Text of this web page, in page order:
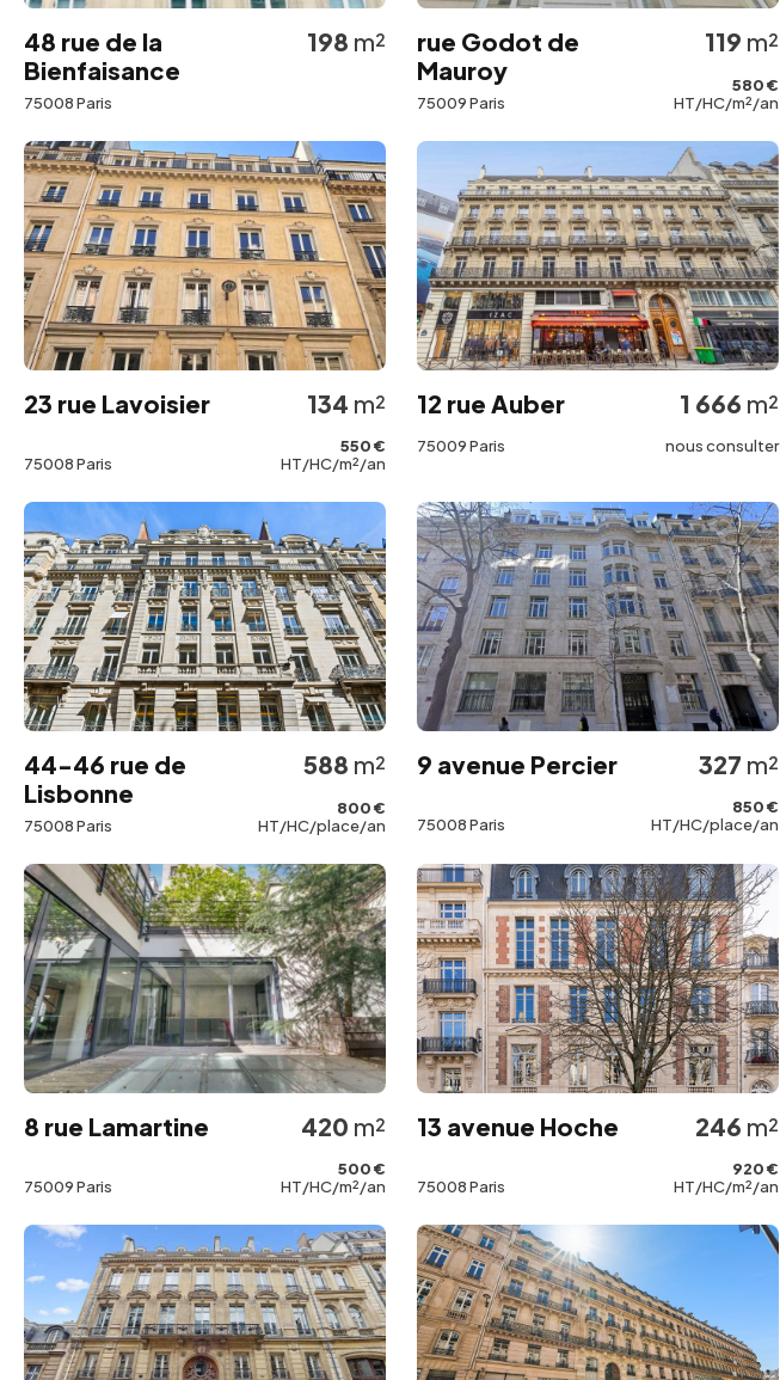
48 rue de la
Bienfaisance
75008 Paris
198 m²
rue Godot de
Mauroy
75009 Paris
119 m²
580 €
HT/HC/m²/an
23 rue Lavoisier
75008 Paris
134 m²
550 €
HT/HC/m²/an
12 rue Auber
75009 Paris
1 666 m²
nous consulter
44-46 rue de
Lisbonne
75008 Paris
588 m²
800 €
HT/HC/place/an
9 avenue Percier
75008 Paris
327 m²
850 €
HT/HC/place/an
8 rue Lamartine
75009 Paris
420 m²
500 €
HT/HC/m²/an
13 avenue Hoche
75008 Paris
246 m²
920 €
HT/HC/m²/an